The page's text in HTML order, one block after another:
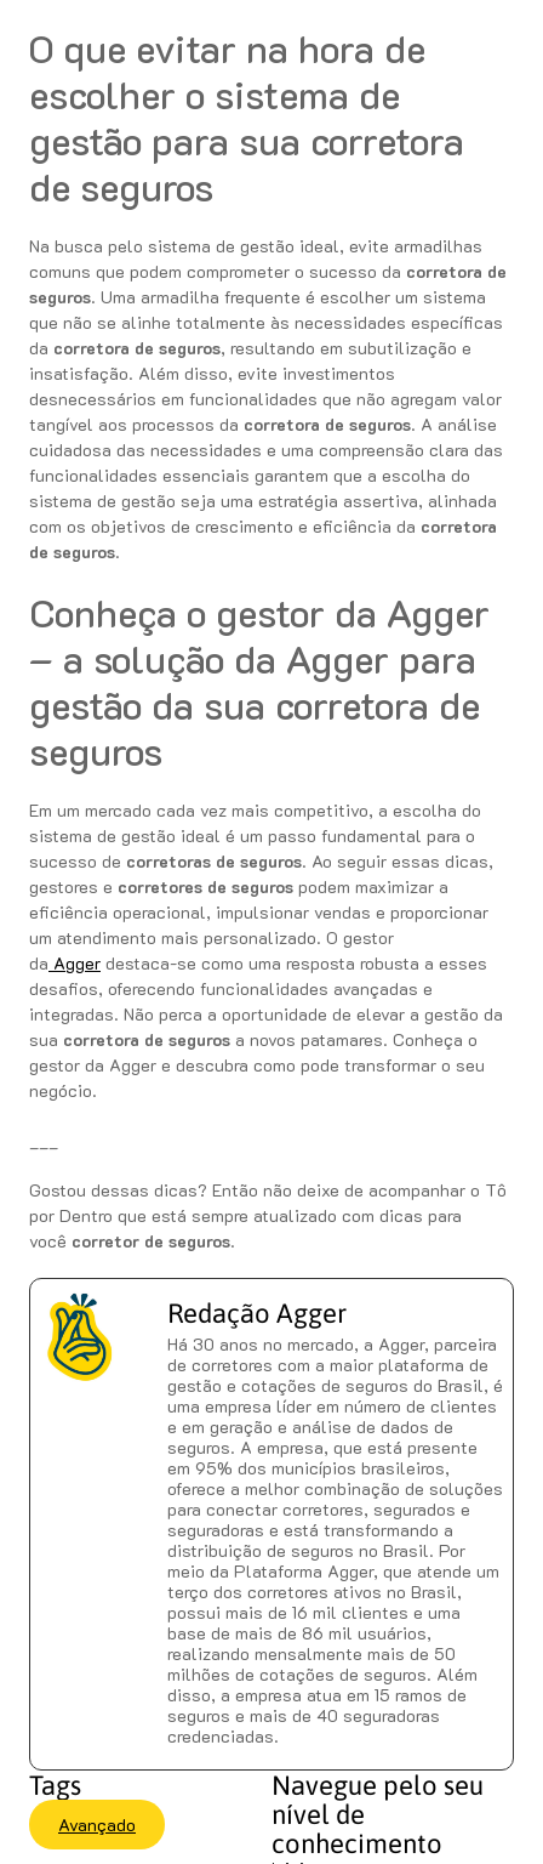
O que evitar na hora de
escolher o sistema de
gestão para sua corretora
de seguros
Na busca pelo sistema de gestão ideal, evite armadilhas
comuns que podem comprometer o sucesso da corretora de
seguros. Uma armadilha frequente é escolher um sistema
que não se alinhe totalmente às necessidades específicas
da corretora de seguros, resultando em subutilização e
insatisfação. Além disso, evite investimentos
desnecessários em funcionalidades que não agregam valor
tangível aos processos da corretora de seguros. A análise
cuidadosa das necessidades e uma compreensão clara das
funcionalidades essenciais garantem que a escolha do
sistema de gestão seja uma estratégia assertiva, alinhada
com os objetivos de crescimento e eficiência da corretora
de seguros.
Conheça o gestor da Agger
– a solução da Agger para
gestão da sua corretora de
seguros
Em um mercado cada vez mais competitivo, a escolha do
sistema de gestão ideal é um passo fundamental para o
sucesso de corretoras de seguros. Ao seguir essas dicas,
gestores e corretores de seguros podem maximizar a
eficiência operacional, impulsionar vendas e proporcionar
um atendimento mais personalizado. O gestor
da Agger destaca-se como uma resposta robusta a esses
desafios, oferecendo funcionalidades avançadas e
integradas. Não perca a oportunidade de elevar a gestão da
sua corretora de seguros a novos patamares. Conheça o
gestor da Agger e descubra como pode transformar o seu
negócio.
Gostou dessas dicas? Então não deixe de acompanhar o Tô
por Dentro que está sempre atualizado com dicas para
você corretor de seguros.
Redação Agger
Há 30 anos no mercado, a Agger, parceira
de corretores com a maior plataforma de
gestão e cotações de seguros do Brasil, é
uma empresa líder em número de clientes
e em geração e análise de dados de
seguros. A empresa, que está presente
em 95% dos municípios brasileiros,
oferece a melhor combinação de soluções
para conectar corretores, segurados e
seguradoras e está transformando a
distribuição de seguros no Brasil. Por
meio da Plataforma Agger, que atende um
terço dos corretores ativos no Brasil,
possui mais de 16 mil clientes e uma
base de mais de 86 mil usuários,
realizando mensalmente mais de 50
milhões de cotações de seguros. Além
disso, a empresa atua em 15 ramos de
seguros e mais de 40 seguradoras
credenciadas.
Tags
Avançado
Navegue pelo seu
nível de
conhecimento